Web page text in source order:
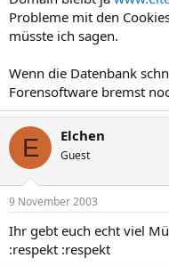
Probleme mit den
müsste ich sagen.
Wenn die Datenbank
Forensoftware bremst
E Elchen
Guest
9 November 2003
Ihr gebt euch echt viel
:respekt :respekt